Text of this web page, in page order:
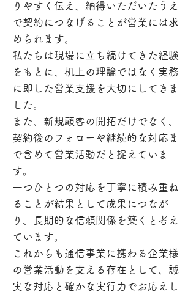
りやすく伝え、納得いただいたうえ
で契約につなげることが営業には求
められます。
私たちは現場に立ち続けてきた経験
をもとに、机上の理論ではなく実務
に即した営業支援を大切にしてきま
した。
また、新規顧客の開拓だけでなく、
契約後のフォローや継続的な対応ま
で含めて営業活動だと捉えていま
す。
一つひとつの対応を丁寧に積み重ね
ることが結果として成果につなが
り、長期的な信頼関係を築くと考え
ています。
これからも通信事業に携わる企業様
の営業活動を支える存在として、誠
実な対応と確かな実行力でお応えし